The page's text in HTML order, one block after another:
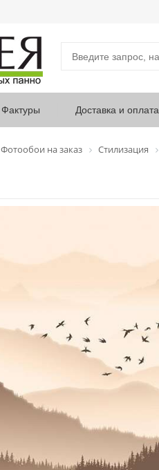
Фактуры Доставка и оплата
Фотообои на заказ Стилизация